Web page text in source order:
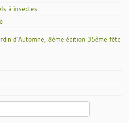
à insectes
d’Automne, 8ème édition 35ème fête